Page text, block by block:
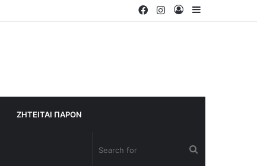
Log
Instagram
Facebook
ΖΗΤΕΙΤΑΙ ΠΑΡΟΝ